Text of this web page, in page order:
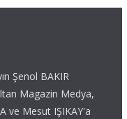
Şenol BAKIR
Magazin Medya,
ve Mesut IŞIKAY'a